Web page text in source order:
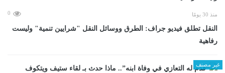
منذ 30 يومًا 0
​النقل تطلق فيديو جراف: الطرق ووسائل النقل "شرايين تنمية" وليست
رفاهية
غير مصنف